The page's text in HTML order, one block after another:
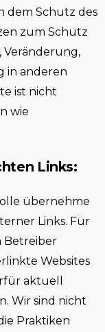
dem Schutz des
zum Schutz
Veränderung,
in anderen
ist nicht
wie
Links:
übernehme
Links. Für
Betreiber
Websites
aktuell
Wir sind nicht
Praktiken